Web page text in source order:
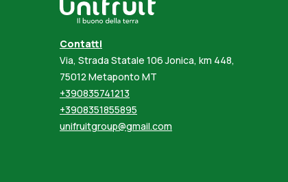
Contatti
Via, Strada Statale 106 Jonica, km 448,
75012 Metaponto MT
+390835741213
+3908351855895
unifruitgroup@gmail.com